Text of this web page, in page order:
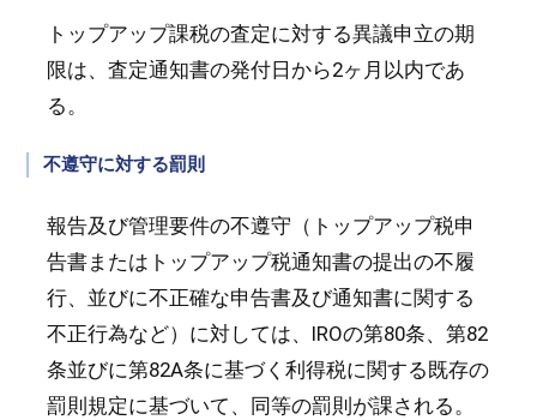
トップアップ課税の査定に対する異議申立の期
限は、査定通知書の発付日から2ヶ月以内であ
る。
不遵守に対する罰則
報告及び管理要件の不遵守（トップアップ税申
告書またはトップアップ税通知書の提出の不履
行、並びに不正確な申告書及び通知書に関する
不正行為など）に対しては、IROの第80条、第82
条並びに第82A条に基づく利得税に関する既存の
罰則規定に基づいて、同等の罰則が課される。